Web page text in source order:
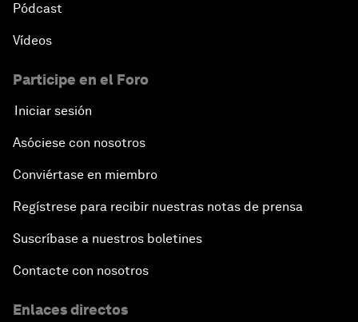
Pódcast
Vídeos
Participe en el Foro
Iniciar sesión
Asóciese con nosotros
Conviértase en miembro
Regístrese para recibir nuestras notas de prensa
Suscríbase a nuestros boletines
Contacte con nosotros
Enlaces directos